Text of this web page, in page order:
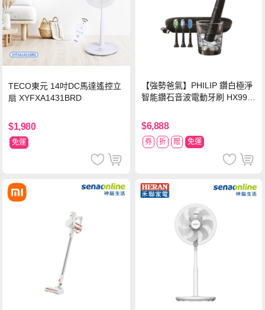
TECO東元 14吋DC馬達遙控立
扇 XYFXA1431BRD
$1,980
免運
【強勢爸氣】PHILIP 鑽白極淨
智能鑽石音波電動牙刷 HX992
$6,888
券 折 贈 免運